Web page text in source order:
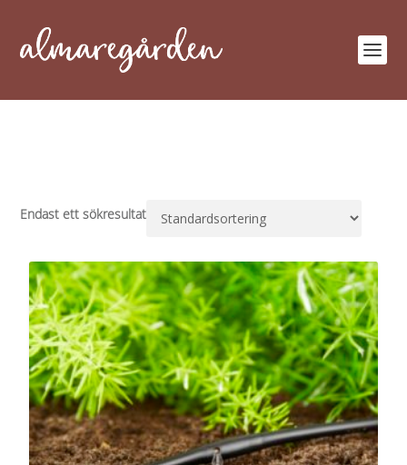
Endast ett sökresultat